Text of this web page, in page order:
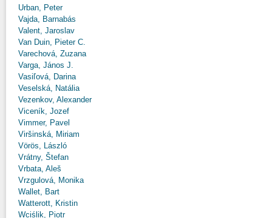
Urban, Peter
Vajda, Barnabás
Valent, Jaroslav
Van Duin, Pieter C.
Varechová, Zuzana
Varga, János J.
Vasiľová, Darina
Veselská, Natália
Vezenkov, Alexander
Viceník, Jozef
Vimmer, Pavel
Viršinská, Miriam
Vörös, László
Vrátny, Štefan
Vrbata, Aleš
Vrzgulová, Monika
Wallet, Bart
Watterott, Kristin
Wciślik, Piotr